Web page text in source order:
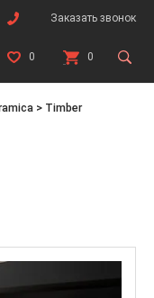
Заказать звонок
0 0
> Timber